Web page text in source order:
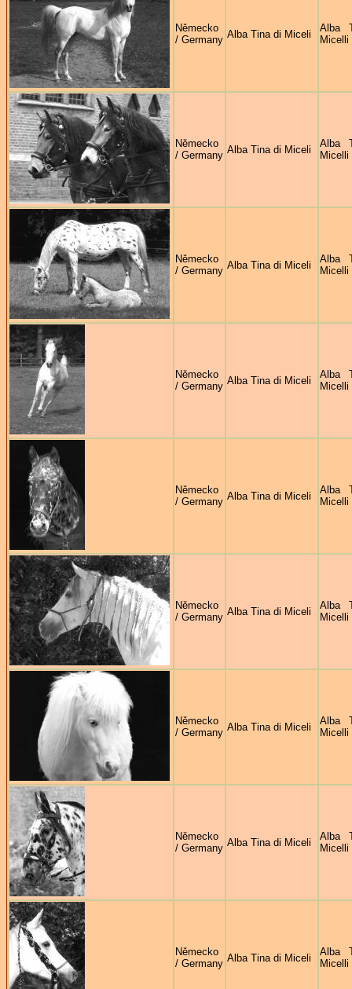
Německo
/ Germany Alba Tina di Miceli
Alba
Micelli
Německo
/ Germany Alba Tina di Miceli
Alba
Micelli
Německo
/ Germany Alba Tina di Miceli
Alba
Micelli
Německo
/ Germany Alba Tina di Miceli
Alba
Micelli
Německo
/ Germany Alba Tina di Miceli
Alba
Micelli
Německo
/ Germany Alba Tina di Miceli
Alba
Micelli
Německo
/ Germany Alba Tina di Miceli
Alba
Micelli
Německo
/ Germany Alba Tina di Miceli
Alba
Micelli
Německo
/ Germany Alba Tina di Miceli
Alba
Micelli